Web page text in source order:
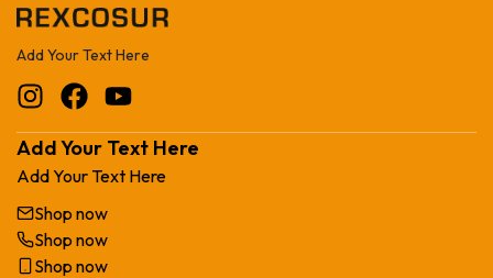
Add Your Text Here
Add Your Text Here
Add Your Text Here
Shop now
Shop now
Shop now